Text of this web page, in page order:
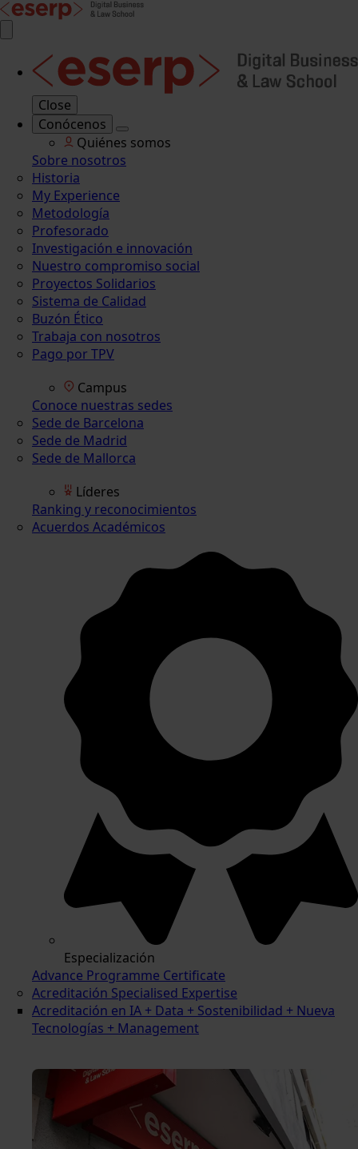
Close
Conócenos
Quiénes somos
Sobre nosotros
Historia
My Experience
Metodología
Profesorado
Investigación e innovación
Nuestro compromiso social
Proyectos Solidarios
Sistema de Calidad
Buzón Ético
Trabaja con nosotros
Pago por TPV
Campus
Conoce nuestras sedes
Sede de Barcelona
Sede de Madrid
Sede de Mallorca
Líderes
Ranking y reconocimientos
Acuerdos Académicos
Especialización
Advance Programme Certificate
Acreditación Specialised Expertise
Acreditación en IA + Data + Sostenibilidad + Nueva
Tecnologías + Management